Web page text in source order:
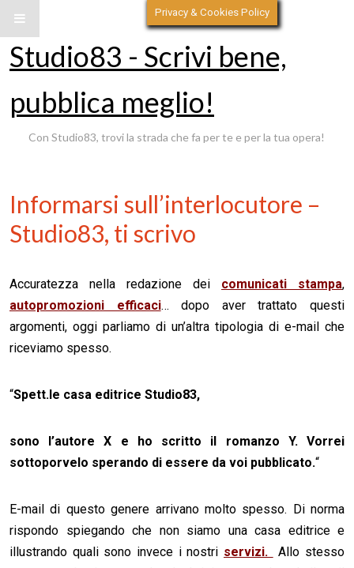
Studio83 - Scrivi bene,
pubblica meglio!
Con Studio83, trovi la strada che fa per te e per la tua opera!
Informarsi sull’interlocutore –
Studio83, ti scrivo
Accuratezza nella redazione dei comunicati stampa,
autopromozioni efficaci… dopo aver trattato questi
argomenti, oggi parliamo di un’altra tipologia di e-mail che
riceviamo spesso.
“Spett.le casa editrice Studio83,
sono l’autore X e ho scritto il romanzo Y. Vorrei
sottoporvelo sperando di essere da voi pubblicato.“
E-mail di questo genere arrivano molto spesso. Di norma
rispondo spiegando che non siamo una casa editrice e
illustrando quali sono invece i nostri servizi.
Allo stesso
Privacy & Cookies Policy